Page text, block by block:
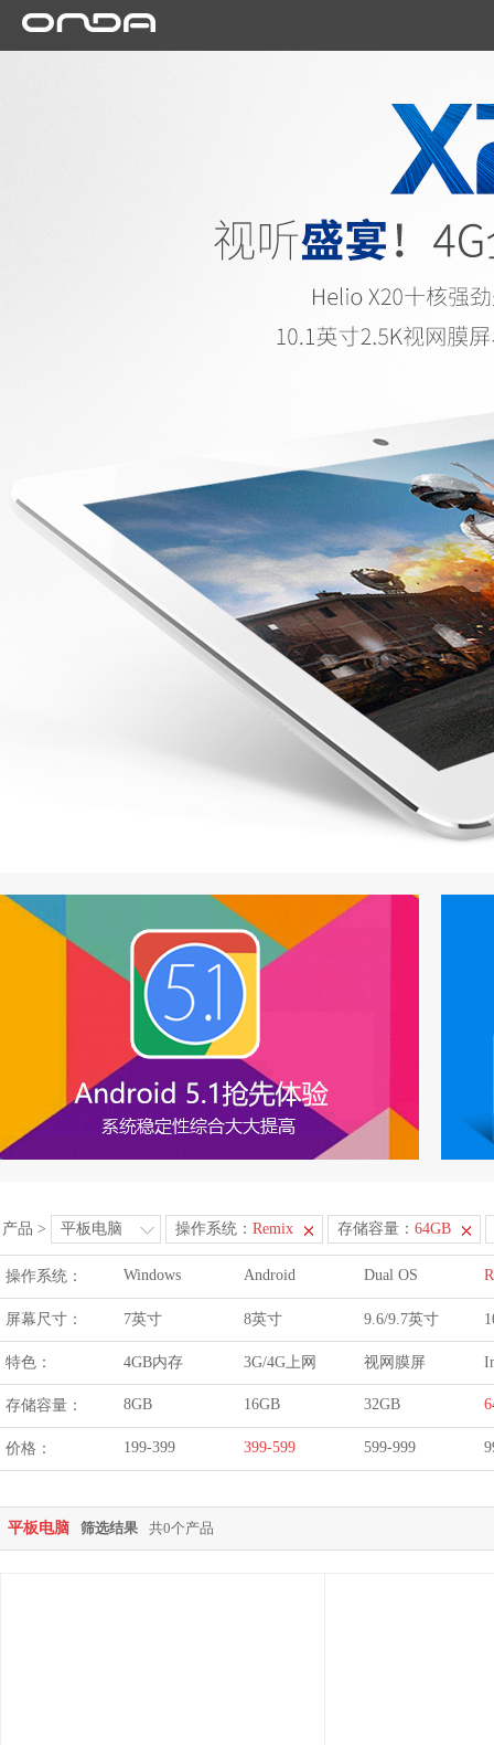
产品 > 平板电脑 操作系统： Remix 存储容量： 64GB
操作系统： Windows Android Dual OS
屏幕尺寸： 7英寸 8英寸 9.6/9.7英寸
特色： 4GB内存 3G/4G上网 视网膜屏
存储容量： 8GB 16GB 32GB
价格： 199-399 399-599 599-999
平板电脑 筛选结果 共0个产品